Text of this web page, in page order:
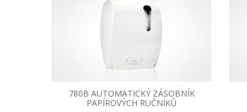
780B AUTOMATICKÝ ZÁSOBNÍK
PAPÍROVÝCH RUČNÍKŮ